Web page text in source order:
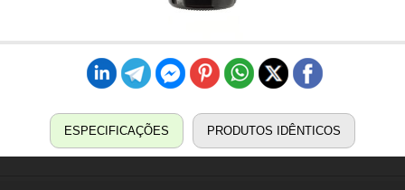
ESPECIFICAÇÕES PRODUTOS IDÊNTICOS